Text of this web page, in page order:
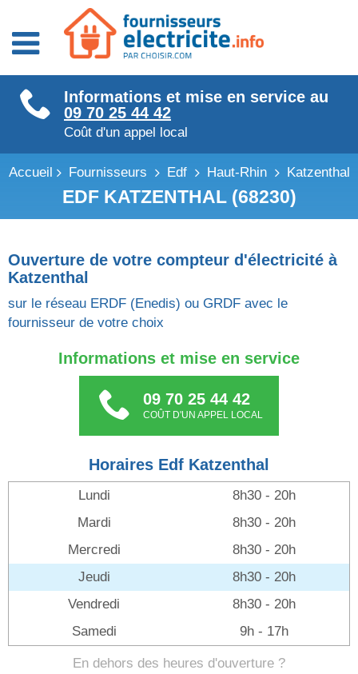
Fournisseurs énergie
Fournisseurs électricité
Fournisseurs gaz
Informations et mise en service au
09 70 25 44 42
Coût d'un appel local
Accueil Fournisseurs Edf Haut-Rhin Katzenthal
EDF KATZENTHAL (68230)
Ouverture de votre compteur d'électricité à
Katzenthal
sur le réseau ERDF (Enedis) ou GRDF avec le
fournisseur de votre choix
Informations et mise en service
09 70 25 44 42
COÛT D'UN APPEL LOCAL
Horaires Edf Katzenthal
Lundi
8h30 - 20h
Mardi
8h30 - 20h
Mercredi
8h30 - 20h
Jeudi
8h30 - 20h
Vendredi
8h30 - 20h
Samedi
9h - 17h
En dehors des heures d'ouverture ?